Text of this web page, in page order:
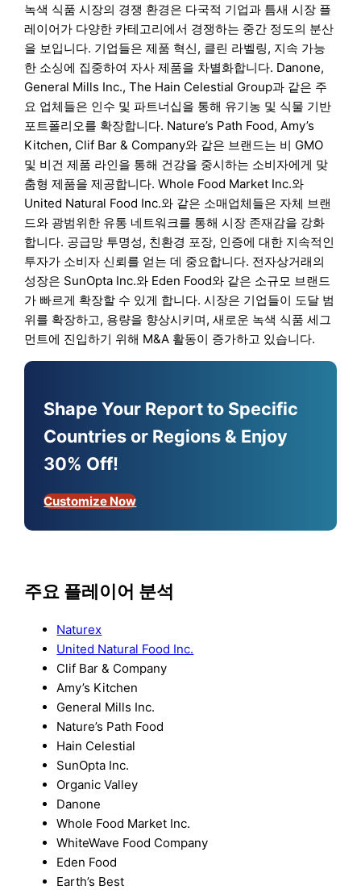
녹색 식품 시장의 경쟁 환경은 다국적 기업과 틈새 시장 플
레이어가 다양한 카테고리에서 경쟁하는 중간 정도의 분산
을 보입니다. 기업들은 제품 혁신, 클린 라벨링, 지속 가능
한 소싱에 집중하여 자사 제품을 차별화합니다. Danone,
General Mills Inc., The Hain Celestial Group과 같은 주
요 업체들은 인수 및 파트너십을 통해 유기농 및 식물 기반
포트폴리오를 확장합니다. Nature’s Path Food, Amy’s
Kitchen, Clif Bar & Company와 같은 브랜드는 비 GMO
및 비건 제품 라인을 통해 건강을 중시하는 소비자에게 맞
춤형 제품을 제공합니다. Whole Food Market Inc.와
United Natural Food Inc.와 같은 소매업체들은 자체 브랜
드와 광범위한 유통 네트워크를 통해 시장 존재감을 강화
합니다. 공급망 투명성, 친환경 포장, 인증에 대한 지속적인
투자가 소비자 신뢰를 얻는 데 중요합니다. 전자상거래의
성장은 SunOpta Inc.와 Eden Food와 같은 소규모 브랜드
가 빠르게 확장할 수 있게 합니다. 시장은 기업들이 도달 범
위를 확장하고, 용량을 향상시키며, 새로운 녹색 식품 세그
먼트에 진입하기 위해 M&A 활동이 증가하고 있습니다.
Shape Your Report to Specific
Countries or Regions & Enjoy
30% Off!
Customize Now
주요 플레이어 분석
Naturex
United Natural Food Inc.
Clif Bar & Company
Amy’s Kitchen
General Mills Inc.
Nature’s Path Food
Hain Celestial
SunOpta Inc.
Organic Valley
Danone
Whole Food Market Inc.
WhiteWave Food Company
Eden Food
Earth’s Best